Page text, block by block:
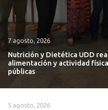
7 agosto, 2026
Nutrición y Dietética UDD
alimentación y actividad
públicas
5 agosto, 2026